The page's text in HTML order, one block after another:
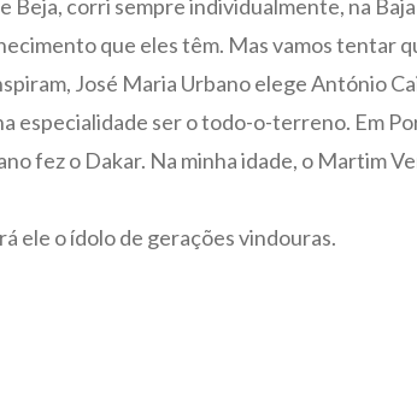
Beja, corri sempre individualmente, na
que eles têm. Mas vamos tentar
José Maria Urbano elege António
especialidade ser o todo-o-terreno. Em
fez o Dakar. Na minha idade, o Martim
ele o ídolo de gerações vindouras.